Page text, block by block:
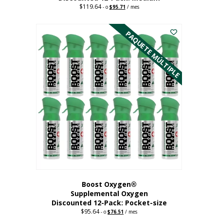
$119.64 -o Precio
$95.71 El
es:
95,71
dólares.
/ mes
tiene
múltiples
variantes.
Las
opciones
pueden
elegir
en
página
del
producto
PAQUETE MÚLTIPLE
Boost Oxygen®
Supplemental Oxygen
Discounted 12-Pack: Pocket-size
$95.64 - o Precio
$76.51 El
/ mes